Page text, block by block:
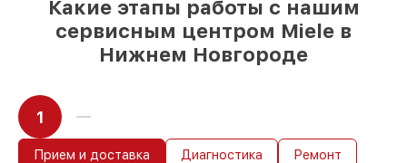
течение пары часов, при немедленном
старте работ
Какие этапы работы с нашим
сервисным центром Miele в
Нижнем Новгороде
1
Прием и доставка Диагностика Ремонт